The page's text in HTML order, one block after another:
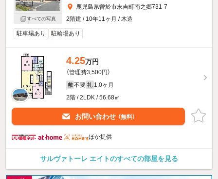
すべての写真
鹿児島県曽於市末吉町南之郷731-7
2階建 / 10年11ヶ月 / 木造
駐車場あり 駐輪場あり
4.25万円
（管理費3,500円）
敷 不要 礼 1.0ヶ月
2階 / 2LDK / 56.68㎡
お問い合わせ （無料）
ほか提供
サルヴァトーレ エイトのすべての部屋を見る